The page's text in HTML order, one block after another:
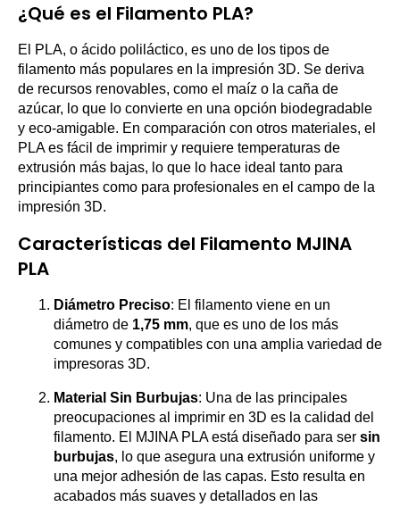
¿Qué es el Filamento PLA?
El PLA, o ácido poliláctico, es uno de los tipos de
filamento más populares en la impresión 3D. Se deriva
de recursos renovables, como el maíz o la caña de
azúcar, lo que lo convierte en una opción biodegradable
y eco-amigable. En comparación con otros materiales, el
PLA es fácil de imprimir y requiere temperaturas de
extrusión más bajas, lo que lo hace ideal tanto para
principiantes como para profesionales en el campo de la
impresión 3D.
Características del Filamento MJINA
PLA
Diámetro Preciso: El filamento viene en un
diámetro de 1,75 mm, que es uno de los más
comunes y compatibles con una amplia variedad de
impresoras 3D.
Material Sin Burbujas: Una de las principales
preocupaciones al imprimir en 3D es la calidad del
filamento. El MJINA PLA está diseñado para ser sin
burbujas, lo que asegura una extrusión uniforme y
una mejor adhesión de las capas. Esto resulta en
acabados más suaves y detallados en las